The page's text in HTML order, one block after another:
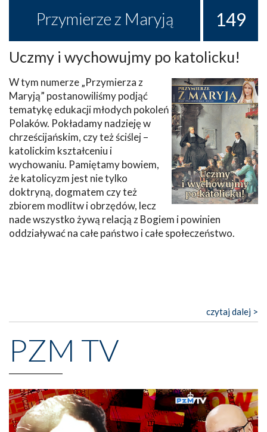
Przymierze z Maryją 149
Uczmy i wychowujmy po katolicku!
W tym numerze „Przymierza z
Maryją” postanowiliśmy podjąć
tematykę edukacji młodych pokoleń
Polaków. Pokładamy nadzieję w
chrześcijańskim, czy też ściślej –
katolickim kształceniu i
wychowaniu. Pamiętamy bowiem,
że katolicyzm jest nie tylko
doktryną, dogmatem czy też
zbiorem modlitw i obrzędów, lecz
nade wszystko żywą relacją z Bogiem i powinien
oddziaływać na całe państwo i całe społeczeństwo.
czytaj dalej >
PZM TV